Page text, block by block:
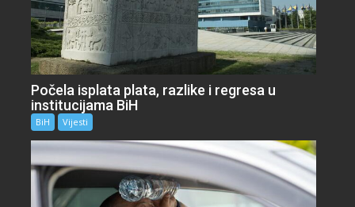
Počela isplata plata, razlike i regresa u
institucijama BiH
BiH Vijesti